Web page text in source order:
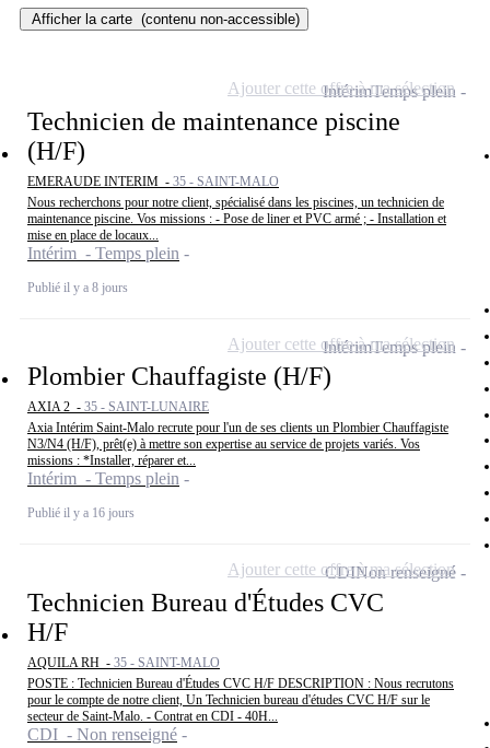
Afficher la carte (contenu non-accessible)
Technicien de maintenance piscine
(H/F)
EMERAUDE INTERIM - 35 - SAINT-MALO
Nous recherchons pour notre client, spécialisé dans les piscines, un technicien de
maintenance piscine. Vos missions : - Pose de liner et PVC armé ; - Installation et
mise en place de locaux...
Intérim - Temps plein
Publié il y a 8 jours
IntérimTemps plein
Ajouter cette offre à ma sélection
Plombier Chauffagiste (H/F)
AXIA 2 - 35 - SAINT-LUNAIRE
Axia Intérim Saint-Malo recrute pour l'un de ses clients un Plombier Chauffagiste
N3/N4 (H/F), prêt(e) à mettre son expertise au service de projets variés. Vos
missions : *Installer, réparer et...
Intérim - Temps plein
Publié il y a 16 jours
IntérimTemps plein
Ajouter cette offre à ma sélection
Technicien Bureau d'Études CVC
H/F
AQUILA RH - 35 - SAINT-MALO
POSTE : Technicien Bureau d'Études CVC H/F DESCRIPTION : Nous recrutons
pour le compte de notre client, Un Technicien bureau d'études CVC H/F sur le
secteur de Saint-Malo. - Contrat en CDI - 40H...
CDI - Non renseigné
CDINon renseigné
Ajouter cette offre à ma sélection